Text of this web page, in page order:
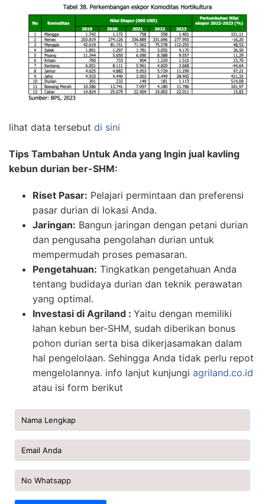
lihat data tersebut di sini
Tips Tambahan Untuk Anda yang Ingin jual kavling
kebun durian ber-SHM:
Riset Pasar: Pelajari permintaan dan preferensi
pasar durian di lokasi Anda.
Jaringan: Bangun jaringan dengan petani durian
dan pengusaha pengolahan durian untuk
mempermudah proses pemasaran.
Pengetahuan: Tingkatkan pengetahuan Anda
tentang budidaya durian dan teknik perawatan
yang optimal.
Investasi di Agriland : Yaitu dengan memiliki
lahan kebun ber-SHM, sudah diberikan bonus
pohon durian serta bisa dikerjasamakan dalam
hal pengelolaan. Sehingga Anda tidak perlu repot
mengelolannya. info lanjut kunjungi agriland.co.id
atau isi form berikut